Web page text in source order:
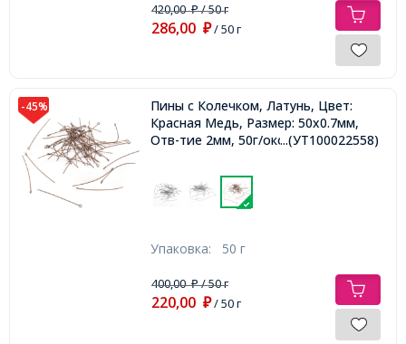
420,00₽/ 50 г
286,00 ₽/ 50 г
-45%
Пины с Колечком, Латунь, Цвет:
Красная Медь, Размер: 50х0.7мм,
Отв-тие 2мм, 50г/около 250шт,
...(УТ100022558)
Упаковка: 50 г
400,00₽/ 50 г
220,00 ₽/ 50 г